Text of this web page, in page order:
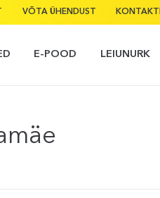
VÕTA ÜHENDUST
E-POOD LEIUNURK